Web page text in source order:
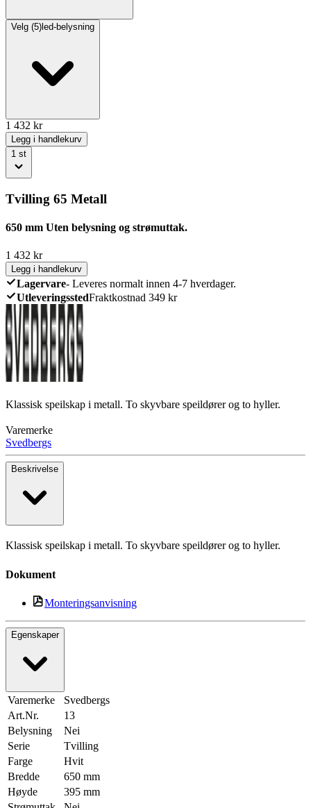
Velg (5) led-belysning
1 432 kr
Legg i handlekurv
1 st
Tvilling 65 Metall
650 mm Uten belysning og strømuttak.
1 432 kr
Legg i handlekurv
Lagervare- Leveres normalt innen 4-7 hverdager.
UtleveringsstedFraktkostnad 349 kr
Klassisk speilskap i metall. To skyvbare speildører og to hyller.
Varemerke
Svedbergs
Beskrivelse
Klassisk speilskap i metall. To skyvbare speildører og to hyller.
Dokument
Monteringsanvisning
Egenskaper
Varemerke
Svedbergs
Art.Nr.
13
Belysning
Nei
Serie
Tvilling
Farge
Hvit
Bredde
650 mm
Høyde
395 mm